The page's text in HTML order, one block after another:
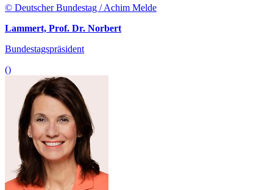
© Deutscher Bundestag / Achim Melde
Lammert, Prof. Dr. Norbert
Bundestagspräsident
()